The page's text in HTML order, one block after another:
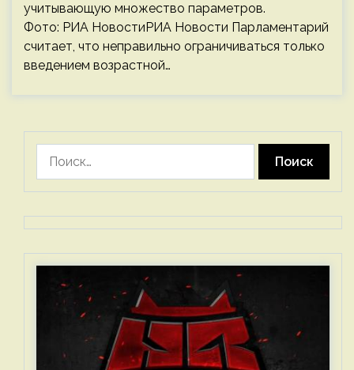
учитывающую множество параметров.
Фото: РИА НовостиРИА Новости Парламентарий
считает, что неправильно ограничиваться только
введением возрастной…